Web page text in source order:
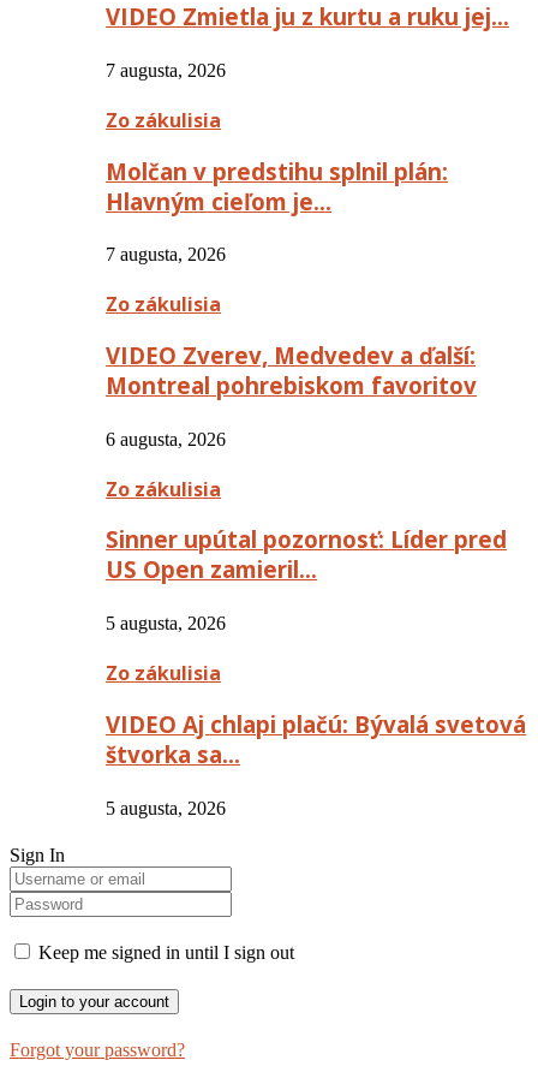
VIDEO Zmietla ju z kurtu a ruku jej…
7 augusta, 2026
Zo zákulisia
Molčan v predstihu splnil plán:
Hlavným cieľom je…
7 augusta, 2026
Zo zákulisia
VIDEO Zverev, Medvedev a ďalší:
Montreal pohrebiskom favoritov
6 augusta, 2026
Zo zákulisia
Sinner upútal pozornosť: Líder pred
US Open zamieril…
5 augusta, 2026
Zo zákulisia
VIDEO Aj chlapi plačú: Bývalá svetová
štvorka sa…
5 augusta, 2026
Sign In
Keep me signed in until I sign out
Forgot your password?